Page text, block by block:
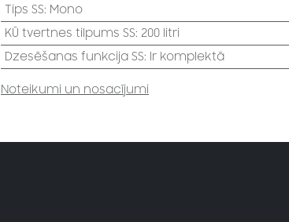
Tips SS: Mono
KŪ tvertnes tilpums SS: 200 litri
Dzesēšanas funkcija SS: Ir komplektā
Noteikumi un nosacījumi